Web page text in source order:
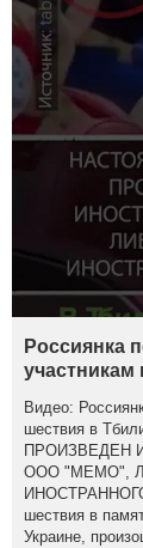
Россиянка
участникам
Видео:
шествия в
ПРОИЗВЕДЕН
ООО "МЕМО",
шествия в
Украине,